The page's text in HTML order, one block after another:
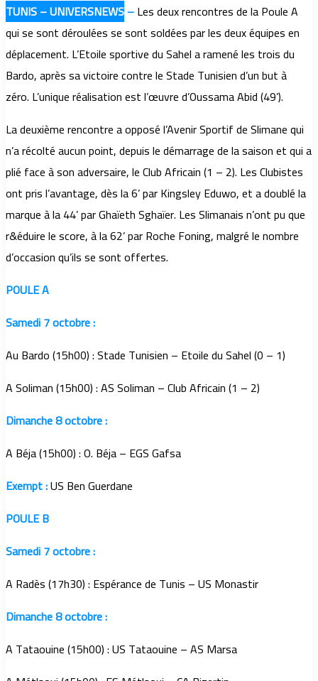
TUNIS – UNIVERSNEWS–Les deux rencontres de la Poule A
qui se sont déroulées se sont soldées par les deux équipes en
déplacement. L’Etoile sportive du Sahel a ramené les trois du
Bardo, après sa victoire contre le Stade Tunisien d’un but à
zéro. L’unique réalisation est l’œuvre d’Oussama Abid (49’).
La deuxième rencontre a opposé l’Avenir Sportif de Slimane qui
n’a récolté aucun point, depuis le démarrage de la saison et qui a
plié face à son adversaire, le Club Africain (1 – 2). Les Clubistes
ont pris l’avantage, dès la 6’ par Kingsley Eduwo, et a doublé la
marque à la 44’ par Ghaïeth Sghaïer. Les Slimanais n’ont pu que
r&éduire le score, à la 62’ par Roche Foning, malgré le nombre
d’occasion qu’ils se sont offertes.
POULE A
Samedi 7 octobre :
Au Bardo (15h00) : Stade Tunisien – Etoile du Sahel (0 – 1)
A Soliman (15h00) : AS Soliman – Club Africain (1 – 2)
Dimanche 8 octobre :
A Béja (15h00) : O. Béja – EGS Gafsa
Exempt :US Ben Guerdane
POULE B
Samedi 7 octobre :
A Radès (17h30) : Espérance de Tunis – US Monastir
Dimanche 8 octobre :
A Tataouine (15h00) : US Tataouine – AS Marsa